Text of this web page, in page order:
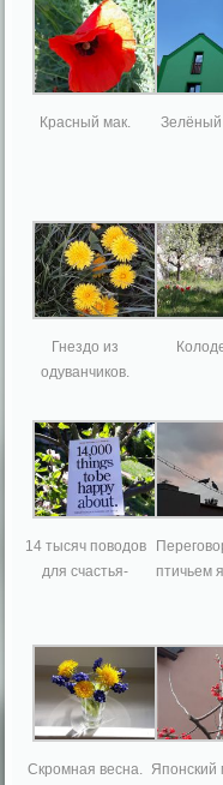
Красный мак.
Гнездо из
одуванчиков.
14 тысяч поводов
для счастья-
птичьем
Скромная весна. Японский